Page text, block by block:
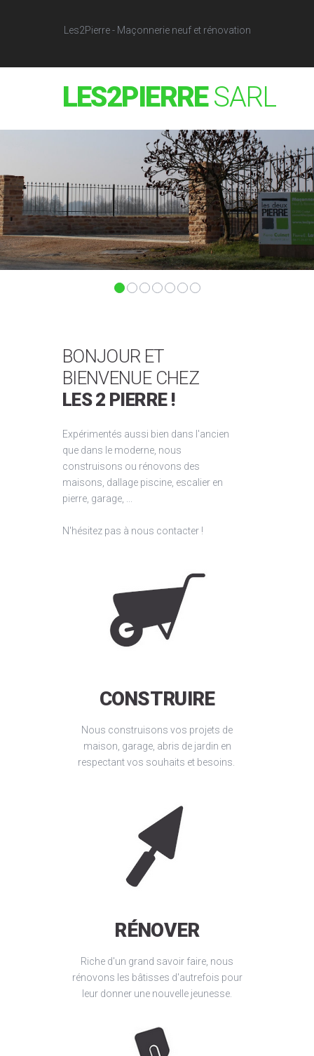
Les2Pierre - Maçonnerie neuf et rénovation
LES2PIERRESARL
BONJOUR ET
BIENVENUE CHEZ
LES 2 PIERRE !
Expérimentés aussi bien dans l'ancien
que dans le moderne, nous
construisons ou rénovons des
maisons, dallage piscine, escalier en
pierre, garage, ...
N'hésitez pas à nous contacter !
CONSTRUIRE
Nous construisons vos projets de
maison, garage, abris de jardin en
respectant vos souhaits et besoins.
RÉNOVER
Riche d'un grand savoir faire, nous
rénovons les bâtisses d'autrefois pour
leur donner une nouvelle jeunesse.